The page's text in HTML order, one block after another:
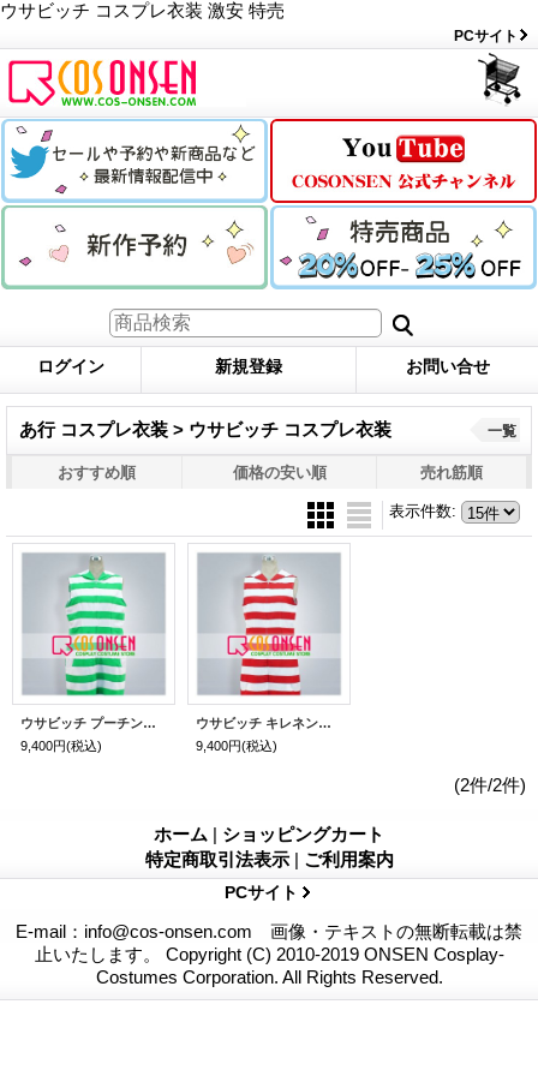
ウサビッチ コスプレ衣装 激安 特売
PCサイト
ログイン 新規登録 お問い合せ
あ行 コスプレ衣装 > ウサビッチ コスプレ衣装 一覧
おすすめ順 価格の安い順 売れ筋順
表示件数:
ウサビッチ プーチン コスプレ衣装
9,400円(税込)
ウサビッチ キレネンコ コスプレ衣装
9,400円(税込)
(2件/2件)
ホーム | ショッピングカート
特定商取引法表示 | ご利用案内
PCサイト
E-mail：info@cos-onsen.com 画像・テキストの無断転載は禁
止いたします。 Copyright (C) 2010-2019 ONSEN Cosplay-
Costumes Corporation. All Rights Reserved.